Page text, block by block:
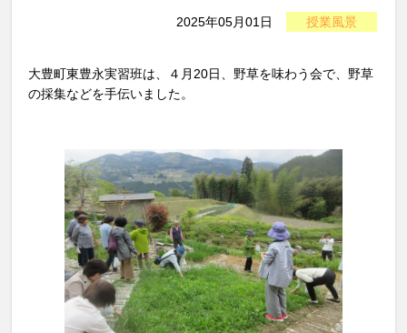
授業風景
2025年05月01日
大豊町東豊永実習班は、４月20日、野草を味わう会で、野草
の採集などを手伝いました。